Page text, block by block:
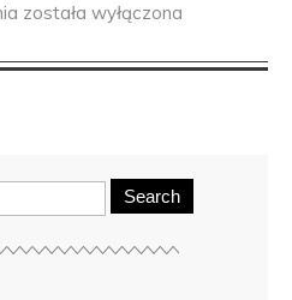
została wyłączona
Search